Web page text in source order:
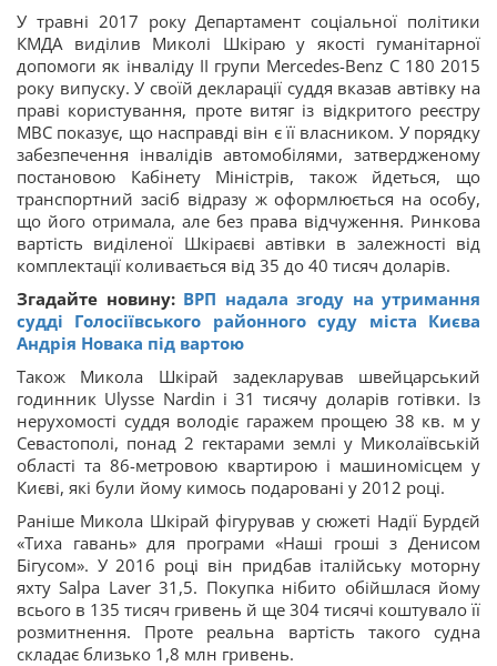
У травні 2017 року Департамент соціальної політики
КМДА виділив Миколі Шкіраю у якості гуманітарної
допомоги як інваліду ІІ групи Mercedes-Benz С 180 2015
року випуску. У своїй декларації суддя вказав автівку на
праві користування, проте витяг із відкритого реєстру
МВС показує, що насправді він є її власником. У порядку
забезпечення інвалідів автомобілями, затвердженому
постановою Кабінету Міністрів, також йдеться, що
транспортний засіб відразу ж оформлюється на особу,
що його отримала, але без права відчуження. Ринкова
вартість виділеної Шкіраєві автівки в залежності від
комплектації коливається від 35 до 40 тисяч доларів.
Згадайте новину: ВРП надала згоду на утримання
судді Голосіївського районного суду міста Києва
Андрія Новака під вартою
Також Микола Шкірай задекларував швейцарський
годинник Ulysse Nardin і 31 тисячу доларів готівки. Із
нерухомості суддя володіє гаражем прощею 38 кв. м у
Севастополі, понад 2 гектарами землі у Миколаївській
області та 86-метровою квартирою і машиномісцем у
Києві, які були йому кимось подаровані у 2012 році.
Раніше Микола Шкірай фігурував у сюжеті Надії Бурдєй
«Тиха гавань» для програми «Наші гроші з Денисом
Бігусом». У 2016 році він придбав італійську моторну
яхту Salpa Laver 31,5. Покупка нібито обійшлася йому
всього в 135 тисяч гривень й ще 304 тисячі коштувало її
розмитнення. Проте реальна вартість такого судна
складає близько 1,8 млн гривень.